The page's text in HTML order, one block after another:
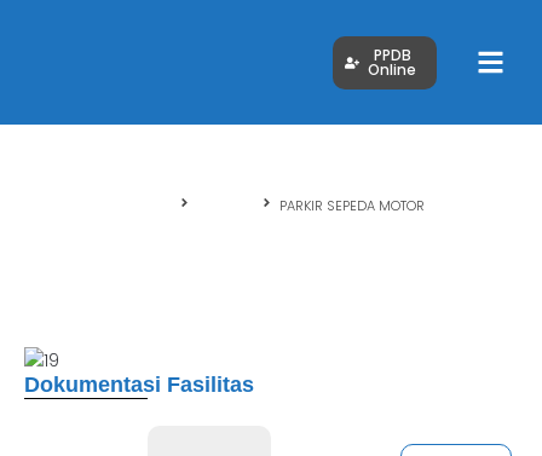
PPDB
Online
PARKIR SEPEDA MOTOR
Dokumentasi Fasilitas